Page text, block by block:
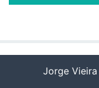
Jorge